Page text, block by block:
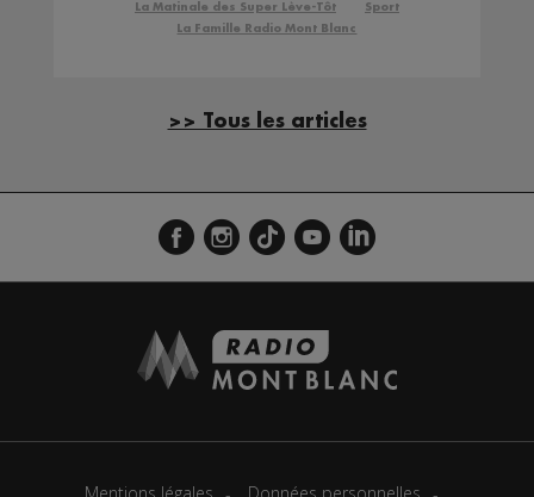
La Matinale des Super Lève-Tôt
Sport
La Famille Radio Mont Blanc
>> Tous les articles
Mentions légales Données personnelles